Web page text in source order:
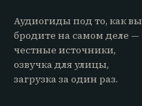
Аудиогиды под то, как вы
бродите на самом деле —
честные источники,
озвучка для улицы,
загрузка за один раз.